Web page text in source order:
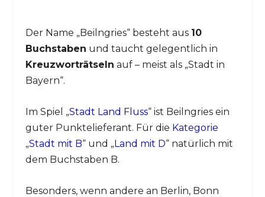
Der Name „Beilngries“ besteht aus 10
Buchstaben und taucht gelegentlich in
Kreuzworträtseln auf – meist als „Stadt in
Bayern“.
Im Spiel „Stadt Land Fluss“ ist Beilngries ein
guter Punktelieferant. Für die Kategorie
„Stadt mit B“ und „Land mit D“ natürlich mit
dem Buchstaben B.
Besonders, wenn andere an Berlin, Bonn